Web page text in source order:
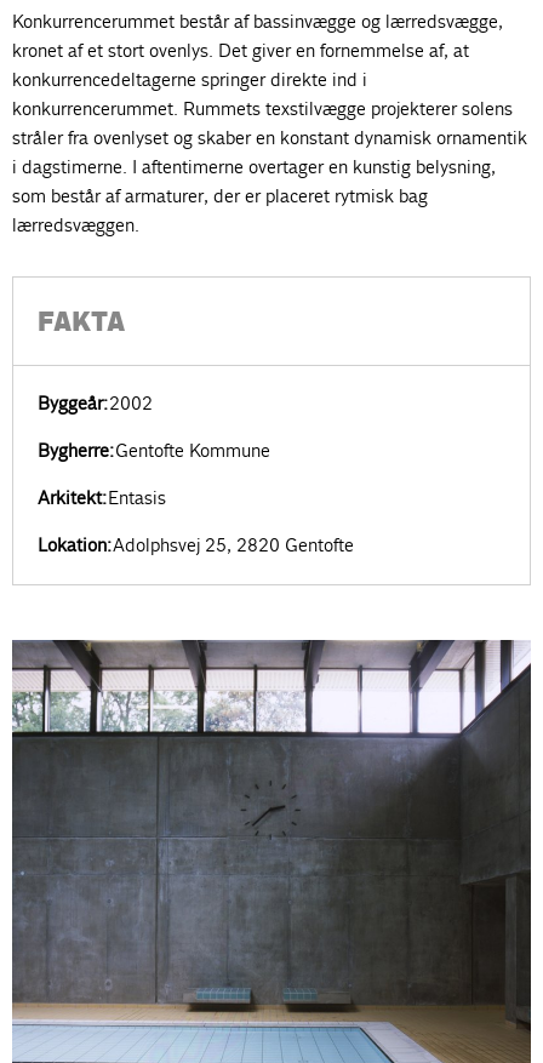
Konkurrencerummet består af bassinvægge og lærredsvægge,
kronet af et stort ovenlys. Det giver en fornemmelse af, at
konkurrencedeltagerne springer direkte ind i
konkurrencerummet. Rummets texstilvægge projekterer solens
stråler fra ovenlyset og skaber en konstant dynamisk ornamentik
i dagstimerne. I aftentimerne overtager en kunstig belysning,
som består af armaturer, der er placeret rytmisk bag
lærredsvæggen.
FAKTA
Byggeår:2002
Bygherre:Gentofte Kommune
Arkitekt:Entasis
Lokation:Adolphsvej 25, 2820 Gentofte